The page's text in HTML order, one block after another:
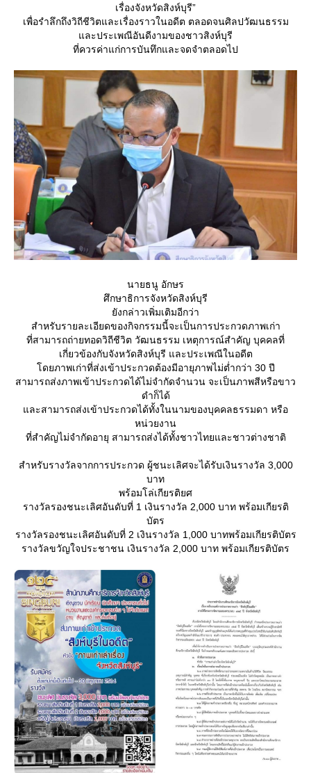
เรื่องจังหวัดสิงห์บุรี”
เพื่อรำลึกถึงวิถีชีวิตและเรื่องราวในอดีต ตลอดจนศิลปวัฒนธรรม
ละประเพณีอันดีงามของชาวสิงห์บุรี
ที่ควรค่าแก่การบันทึกและจดจำตลอดไป
นายธนู อักษร
ศึกษาธิการจังหวัดสิงห์บุรี
ังกล่าวเพิ่มเติมอีกว่า
สำหรับรายละเอียดของกิจกรรมนี้จะเป็นการประกวดภาพเก่า
ที่สามารถถ่ายทอดวิถีชีวิต วัฒนธรรม เหตุการณ์สำคัญ บุคคลที่
เกี่ยวข้องกับจังหวัดสิงห์บุรี และประเพณีในอดีต
ดยภาพเก่าที่ส่งเข้าประกวดต้องมีอายุภาพไม่ต่ำกว่า 30 ปี
สามารถส่งภาพเข้าประกวดได้ไม่จำกัดจำนวน จะเป็นภาพสีหรือขาว
ดำก็ได้
ละสามารถส่งเข้าประกวดได้ทั้งในนามของบุคคลธรรมดา หรือ
หน่วยงาน
ที่สำคัญไม่จำกัดอายุ สามารถส่งได้ทั้งชาวไทยและชาวต่างชาติ
สำหรับรางวัลจากการประกวด ผู้ชนะเลิศจะได้รับเงินรางวัล 3,000
บาท
พร้อมโล่เกียรติยศ
รางวัลรองชนะเลิศอันดับที่ 1 เงินรางวัล 2,000 บาท พร้อมเกียรติ
บัตร
รางวัลรองชนะเลิศอันดับที่ 2 เงินรางวัล 1,000 บาทพร้อมเกียรติบัตร
รางวัลขวัญใจประชาชน เงินรางวัล 2,000 บาท พร้อมเกียรติบัตร